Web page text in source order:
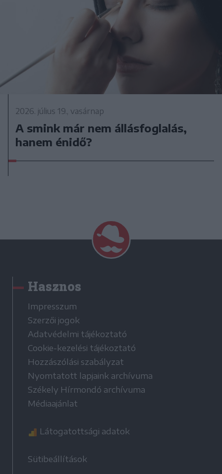
2026. július 19., vasárnap
A smink már nem állásfoglalás,
hanem énidő?
Hasznos
Impresszum
Szerzői jogok
Adatvédelmi tájékoztató
Cookie-kezelési tájékoztató
Hozzászólási szabályzat
Nyomtatott lapjaink archívuma
Székely Hírmondó archívuma
Médiaajánlat
Látogatottsági adatok
Sütibeállítások